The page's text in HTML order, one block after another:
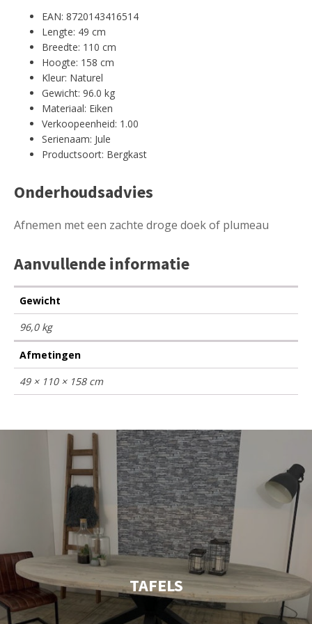
EAN: 8720143416514
Lengte: 49 cm
Breedte: 110 cm
Hoogte: 158 cm
Kleur: Naturel
Gewicht: 96.0 kg
Materiaal: Eiken
Verkoopeenheid: 1.00
Serienaam: Jule
Productsoort: Bergkast
Onderhoudsadvies
Afnemen met een zachte droge doek of plumeau
Aanvullende informatie
Gewicht
96,0 kg
Afmetingen
49 × 110 × 158 cm
TAFELS